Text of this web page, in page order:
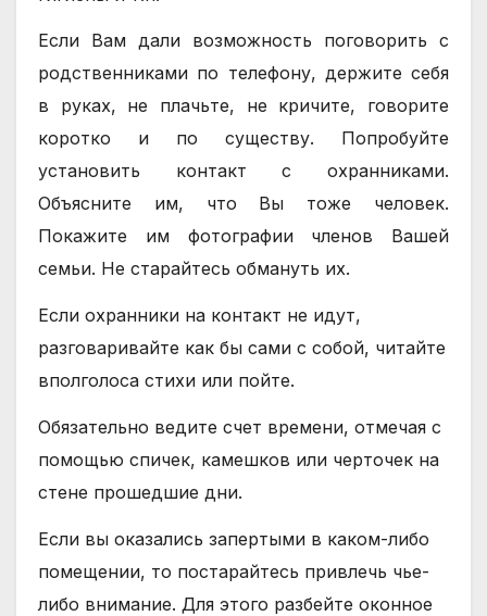
Если Вам дали возможность поговорить с
родственниками по телефону, держите себя
в руках, не плачьте, не кричите, говорите
коротко и по существу. Попробуйте
установить контакт с охранниками.
Объясните им, что Вы тоже человек.
Покажите им фотографии членов Вашей
семьи. Не старайтесь обмануть их.
Если охранники на контакт не идут,
разговаривайте как бы сами с собой, читайте
вполголоса стихи или пойте.
Обязательно ведите счет времени, отмечая с
помощью спичек, камешков или черточек на
стене прошедшие дни.
Если вы оказались запертыми в каком-либо
помещении, то постарайтесь привлечь чье-
либо внимание. Для этого разбейте оконное